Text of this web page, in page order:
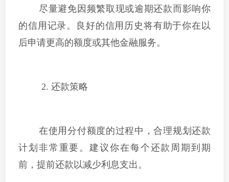
尽量避免因频繁取现或逾期还款而影响你
的信用记录。良好的信用历史将有助于你在以
后申请更高的额度或其他金融服务。
2. 还款策略
在使用分付额度的过程中，合理规划还款
计划非常重要。建议你在每个还款周期到期
前，提前还款以减少利息支出。